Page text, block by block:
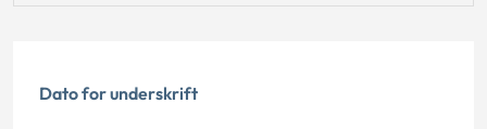
Dato for underskrift